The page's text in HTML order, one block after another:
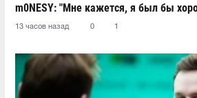
m0NESY: "Мне кажется, я был бы
13 часов назад 0 1